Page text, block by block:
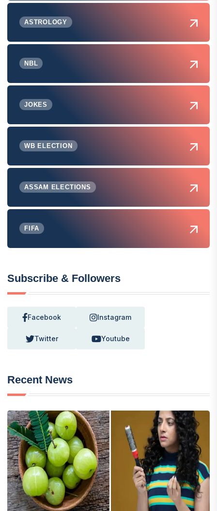
ASTROLOGY
NBL
JOKES
WB ELECTION
ASSAM ELECTIONS
FIFA
Subscribe & Followers
Facebook Instagram
Twitter Youtube
Recent News